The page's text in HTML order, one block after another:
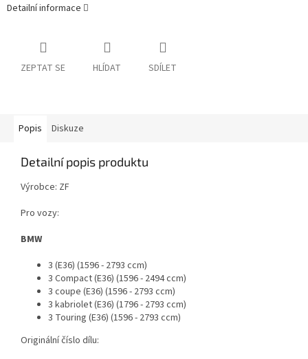
Detailní informace
ZEPTAT SE HLÍDAT SDÍLET
Popis Diskuze
Detailní popis produktu
Výrobce: ZF
Pro vozy:
BMW
3 (E36) (1596 - 2793 ccm)
3 Compact (E36) (1596 - 2494 ccm)
3 coupe (E36) (1596 - 2793 ccm)
3 kabriolet (E36) (1796 - 2793 ccm)
3 Touring (E36) (1596 - 2793 ccm)
Originální číslo dílu: